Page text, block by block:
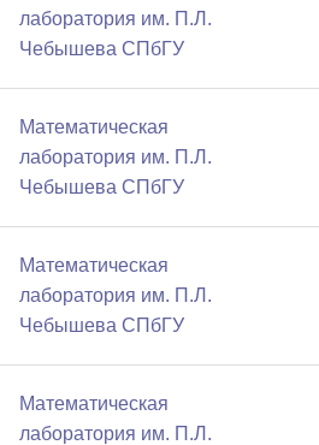
лаборатория им. П.Л.
Чебышева СПбГУ
Математичеcкая
лаборатория им. П.Л.
Чебышева СПбГУ
Математичеcкая
лаборатория им. П.Л.
Чебышева СПбГУ
Математичеcкая
лаборатория им. П.Л.